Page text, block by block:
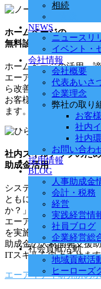
相続
NEWS
ニュースリ
イベント・
会社情報
会社概要
代表あいさ
企業理念
弊社の取り
お客
社内
社内
お問い合わ
採用情報
BLOG
人事助成金
会計・税務
経営
実践経営情
社員ブログ
企業経営総
社会貢献活動
地域貢献活
ヒーローズ
ホームページの
無料診断
ホームページの活用、
エーアイティ研究所で
ら改善のアドバイスま
お客様を呼ぶことので
ます。
社内スキルアップのた
助成金活用
システムの導入、ホー
ともに納品された後に
か？」と行った不安が
エーアイティ研究所で
を実施しています。
助成金の人材開発支援
ITスキルを向上させま
エーアイティ研究所の